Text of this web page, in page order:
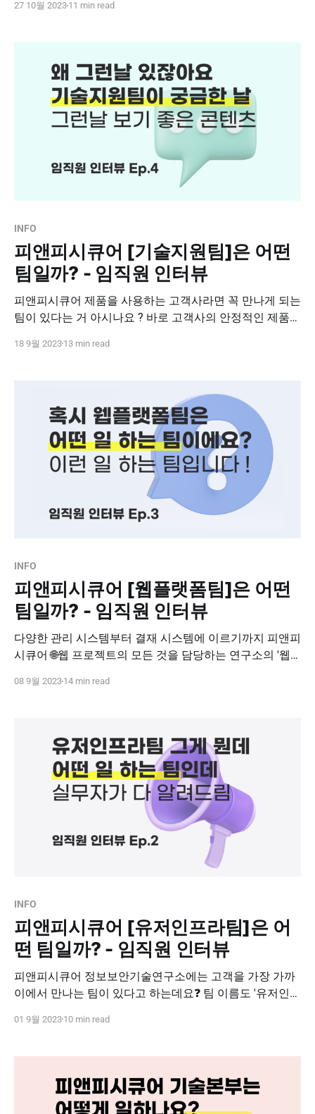
담당하는 '클라우드기술팀' 덕분이라고 하는데요. * 클라우
밖에 없는 클라우드기술팀만의 매력은 무엇인지🤩 전략기
술본부의 클라우드기술팀 소속 두 분의 이야기를 통해
27 10월 2023 11 min read
INFO
피앤피시큐어 [기술지원팀]은 어떤
팀일까? - 임직원 인터뷰
피앤피시큐어 제품을 사용하는 고객사라면 꼭 만나게 되는
팀이 있다는 거 아시나요 ? 바로 고객사의 안정적인 제품
'기술지원팀'인데요! 그중 고객사의 지속적이고 원활한 제
18 9월 2023 13 min read
INFO
피앤피시큐어 [웹플랫폼팀]은 어떤
팀일까? - 임직원 인터뷰
다양한 관리 시스템부터 결재 시스템에 이르기까지 피앤피
시큐어 🌐웹 프로젝트의 모든 것을 담당하는 연구소의 '웹
웹플랫폼팀은 어떤 일을 어떻게 해내는 팀인지, * 🔥상호발
샅이 파헤쳐 보았습니다! 지금 바로 피앤피시큐어 웹플랫
폼팀을 자세히 알아보세요🔍 정보보안기술연구소 웹플랫
08 9월 2023 14 min read
INFO
피앤피시큐어 [유저인프라팀]은 어
떤 팀일까? - 임직원 인터뷰
피앤피시큐어 정보보안기술연구소에는 고객을 가장 가까
이에서 만나는 팀이 있다고 하는데요❓ 팀 이름도 '유저인프
는지 직접 만나보았습니다. 이번 인터뷰를 읽고 나면 * 🤔
지, * 🙋‍♀️어떠한 성향의 사람들이 함께 일하고 있는지, * ⚙️
피앤피시큐어 제품에서 얼마나 중요한 부분을 담당하고 있
는지, 모두
01 9월 2023 10 min read